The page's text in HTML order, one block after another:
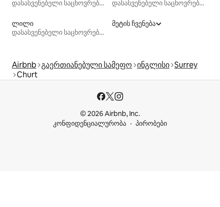
დასასვენებელი საცხოვრებლები
დასასვენებელი საცხოვრებლები
ლილი
დასასვენებელი საცხოვრებლები
მეტის ჩვენება
Airbnb გაერთიანებული სამეფო ინგლისი Surrey
Churt
© 2026 Airbnb, Inc.
კონფიდენციალურობა
პირობები